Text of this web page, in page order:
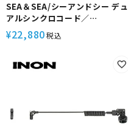
SEA＆SEA/シーアンドシー デュ
アルシンクロコード／
N【03470】
¥22,880税込